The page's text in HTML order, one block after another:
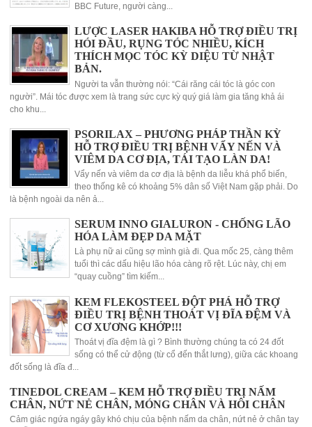
BBC Future, người càng...
LƯỢC LASER HAKIBA HỖ TRỢ ĐIỀU TRỊ
HÓI ĐẦU, RỤNG TÓC NHIỀU, KÍCH
THÍCH MỌC TÓC KỲ DIỆU TỪ NHẬT
BẢN.
Người ta vẫn thường nói: “Cái răng cái tóc là góc con
người”. Mái tóc được xem là trang sức cực kỳ quý giá làm gia tăng khả ái
cho khu...
PSORILAX – PHƯƠNG PHÁP THẦN KỲ
HỖ TRỢ ĐIỀU TRỊ BỆNH VẨY NẾN VÀ
VIÊM DA CƠ ĐỊA, TÁI TẠO LÀN DA!
Vẩy nến và viêm da cơ địa là bệnh da liễu khá phổ biến,
theo thống kê có khoảng 5% dân số Việt Nam gặp phải. Do
là bệnh ngoài da nên ả...
SERUM INNO GIALURON - CHỐNG LÃO
HÓA LÀM ĐẸP DA MẶT
Là phụ nữ ai cũng sợ mình già đi. Qua mốc 25, càng thêm
tuổi thì các dấu hiệu lão hóa càng rõ rệt. Lúc này, chị em
“quay cuồng” tìm kiếm...
KEM FLEKOSTEEL ĐỘT PHÁ HỖ TRỢ
ĐIỀU TRỊ BỆNH THOÁT VỊ ĐĨA ĐỆM VÀ
CƠ XƯƠNG KHỚP!!!
Thoát vị đĩa đệm là gì ? Bình thường chúng ta có 24 đốt
sống có thể cử động (từ cổ đến thắt lưng), giữa các khoang
đốt sống là đĩa đ...
TINEDOL CREAM – KEM HỖ TRỢ ĐIỀU TRỊ NẤM
CHÂN, NỨT NẺ CHÂN, MÓNG CHÂN VÀ HÔI CHÂN
Cảm giác ngứa ngáy gây khó chịu của bệnh nấm da chân, nứt nẻ ở chân tay